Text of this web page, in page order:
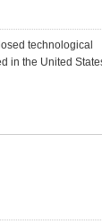
technological
in the United